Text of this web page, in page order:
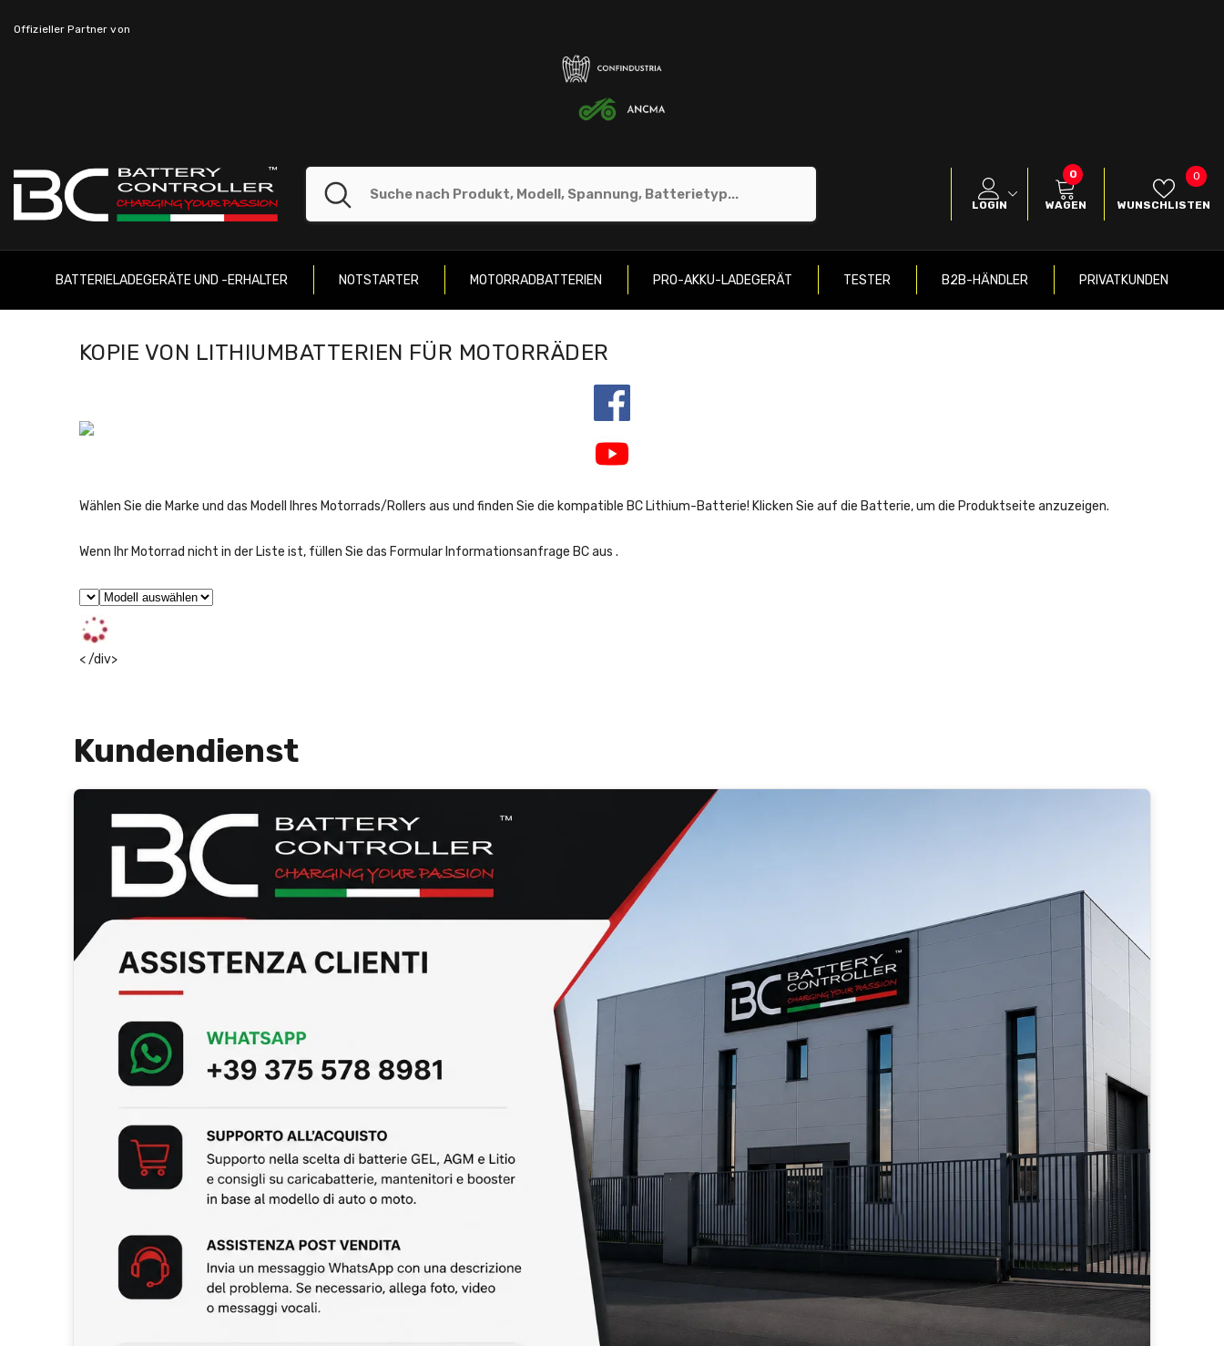
Offizieller Partner von
LOGIN WAGEN
00
WUNSCHLISTEN
0
BATTERIELADEGERÄTE UND -ERHALTER NOTSTARTER MOTORRADBATTERIEN PRO-AKKU-LADEGERÄT TESTER B2B-HÄNDLER PRIVATKUNDEN
KOPIE VON LITHIUMBATTERIEN FÜR MOTORRÄDER
Wählen Sie die Marke und das Modell Ihres Motorrads/Rollers aus und finden Sie die kompatible BC Lithium-Batterie! Klicken Sie auf die Batterie, um die Produktseite anzuzeigen.
Wenn Ihr Motorrad nicht in der Liste ist, füllen Sie das Formular Informationsanfrage BC aus .
< /div>
Kundendienst